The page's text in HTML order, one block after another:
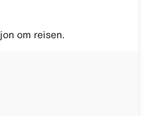
om reisen.